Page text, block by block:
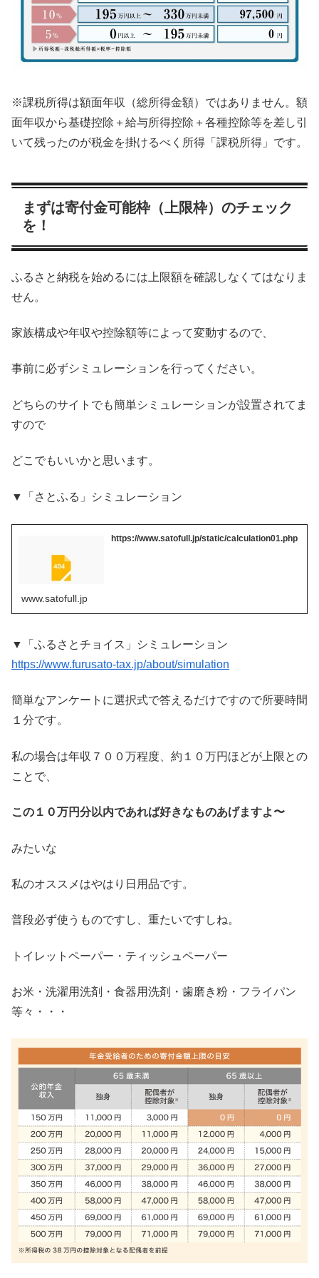
※課税所得は額面年収（総所得金額）ではありません。額
面年収から基礎控除＋給与所得控除＋各種控除等を差し引
いて残ったのが税金を掛けるべく所得「課税所得」です。
まずは寄付金可能枠（上限枠）のチェック
を！
ふるさと納税を始めるには 上限額を確認しなくてはなりま
せん。
家族構成や年収や控除額等によって変動するので、
事前に必ずシミュレーションを行ってください。
どちらのサイトでも簡単シミュレーションが設置されてま
すので
どこでもいいかと思います。
▼「さとふる」シミュレーション
https://www.satofull.jp/static/calculation01.php
www.satofull.jp
▼「ふるさとチョイス」シミュレーション
https://www.furusato-tax.jp/about/simulation
簡単なアンケートに選択式で答えるだけですので所要時間
１分です。
私の場合は年収７００万程度、 約１０万円ほどが上限との
ことで、
この１０万円分以内であれば好きなものあげますよ〜
みたいな
私のオススメはやはり日用品です。
普段必ず使うものですし、重たいですしね。
トイレットペーパー・ティッシュペーパー
お米・洗濯用洗剤・食器用洗剤・歯磨き粉・フライパン
等々・・・